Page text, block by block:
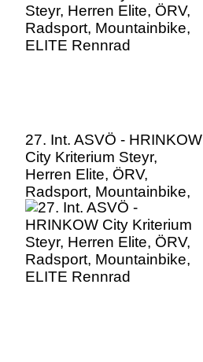
27. Int. ASVÖ - HRINKOW
City Kriterium Steyr,
Herren Elite, ÖRV,
Radsport, Mountainbike,
ELITE Rennrad